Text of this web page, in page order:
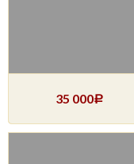
35 000Р